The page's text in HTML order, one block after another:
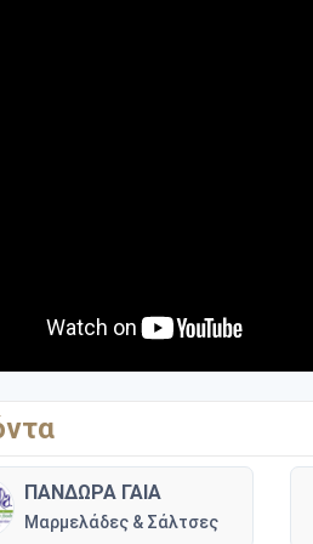
ΠΑΝΔΩΡΑ ΓΑΙΑ
Μαρμελάδες & Σάλτσες